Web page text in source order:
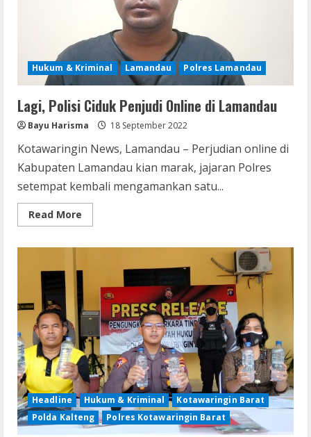
Hukum & Kriminal Lamandau Polres Lamandau
Lagi, Polisi Ciduk Penjudi Online di Lamandau
Bayu Harisma 18 September 2022
Kotawaringin News, Lamandau – Perjudian online di
Kabupaten Lamandau kian marak, jajaran Polres
setempat kembali mengamankan satu...
Read More
more
Penjudi
Online
di
Lamandau
Headline Hukum & Kriminal
Kotawaringin Barat
Polda Kalteng
Polres Kotawaringin Barat